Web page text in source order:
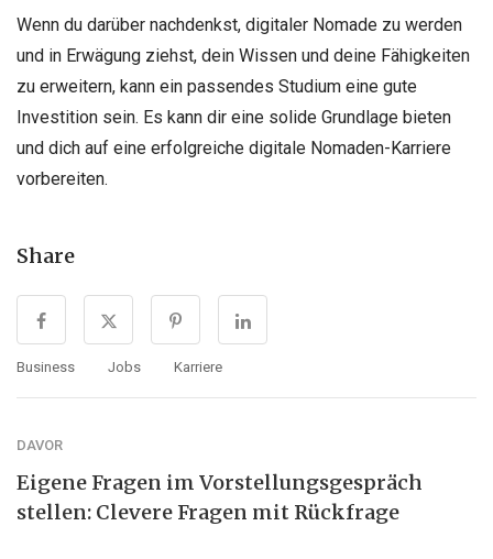
Wenn du darüber nachdenkst, digitaler Nomade zu werden
und in Erwägung ziehst, dein Wissen und deine Fähigkeiten
zu erweitern, kann ein passendes Studium eine gute
Investition sein. Es kann dir eine solide Grundlage bieten
und dich auf eine erfolgreiche digitale Nomaden-Karriere
vorbereiten.
Share
Business Jobs Karriere
DAVOR
Eigene Fragen im Vorstellungsgespräch
stellen: Clevere Fragen mit Rückfrage